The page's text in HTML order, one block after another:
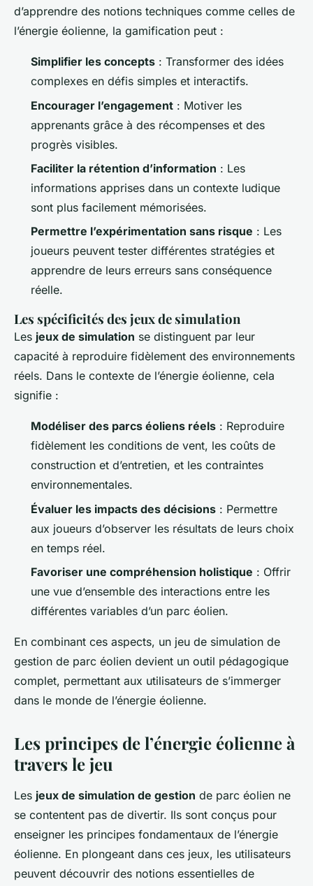
d’apprendre des notions techniques comme celles de
l’énergie éolienne, la gamification peut :
Simplifier les concepts : Transformer des idées
complexes en défis simples et interactifs.
Encourager l’engagement : Motiver les
apprenants grâce à des récompenses et des
progrès visibles.
Faciliter la rétention d’information : Les
informations apprises dans un contexte ludique
sont plus facilement mémorisées.
Permettre l’expérimentation sans risque : Les
joueurs peuvent tester différentes stratégies et
apprendre de leurs erreurs sans conséquence
réelle.
Les spécificités des jeux de simulation
Les jeux de simulation se distinguent par leur
capacité à reproduire fidèlement des environnements
réels. Dans le contexte de l’énergie éolienne, cela
signifie :
Modéliser des parcs éoliens réels : Reproduire
fidèlement les conditions de vent, les coûts de
construction et d’entretien, et les contraintes
environnementales.
Évaluer les impacts des décisions : Permettre
aux joueurs d’observer les résultats de leurs choix
en temps réel.
Favoriser une compréhension holistique : Offrir
une vue d’ensemble des interactions entre les
différentes variables d’un parc éolien.
En combinant ces aspects, un jeu de simulation de
gestion de parc éolien devient un outil pédagogique
complet, permettant aux utilisateurs de s’immerger
dans le monde de l’énergie éolienne.
Les principes de l’énergie éolienne à
travers le jeu
Les jeux de simulation de gestion de parc éolien ne
se contentent pas de divertir. Ils sont conçus pour
enseigner les principes fondamentaux de l’énergie
éolienne. En plongeant dans ces jeux, les utilisateurs
peuvent découvrir des notions essentielles de